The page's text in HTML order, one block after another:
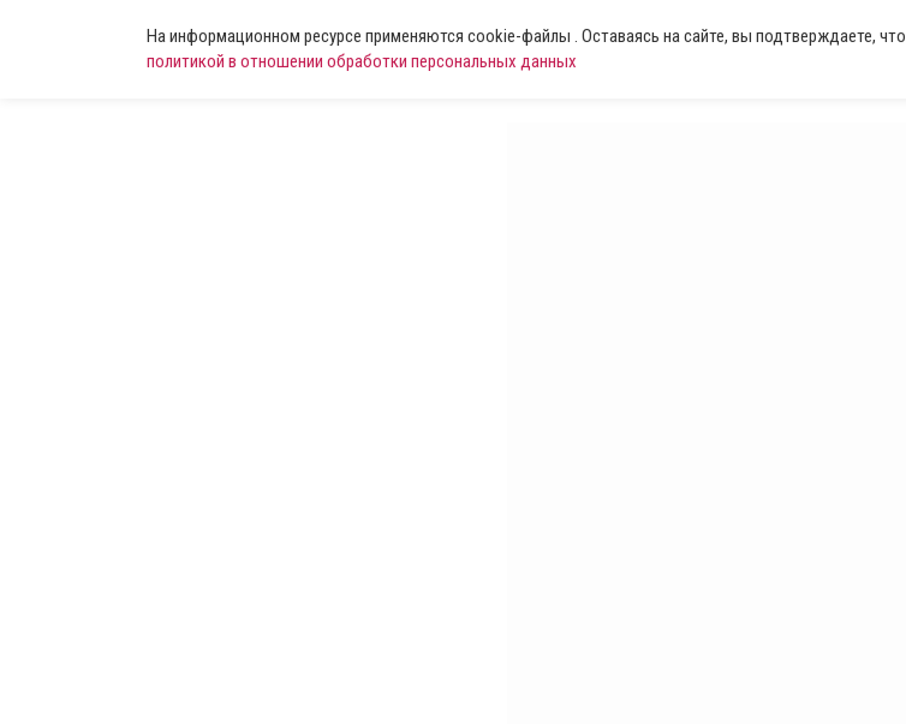
На информационном ресурсе применяются cookie-файлы . Оставаясь на сайте, вы подтверждаете, что
политикой в отношении обработки персональных данных